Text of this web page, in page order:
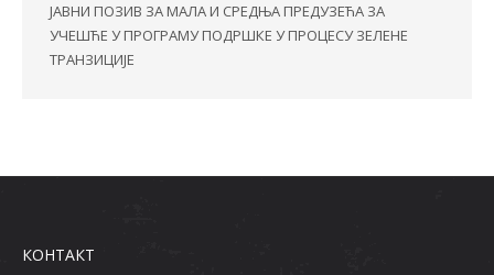
ЈАВНИ ПОЗИВ ЗА МАЛА И СРЕДЊА ПРЕДУЗЕЋА ЗА
УЧЕШЋЕ У ПРОГРАМУ ПОДРШКЕ У ПРОЦЕСУ ЗЕЛЕНЕ
ТРАНЗИЦИЈЕ
КОНТАКТ